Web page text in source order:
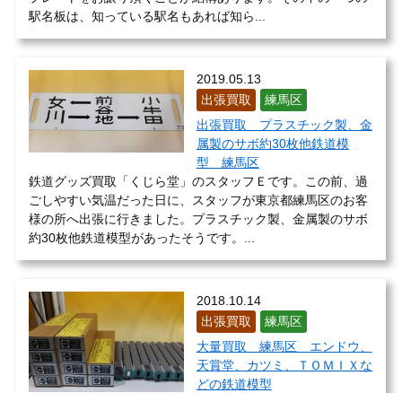
駅名板は、知っている駅名もあれば知ら...
2019.05.13
出張買取
練馬区
出張買取 プラスチック製、金
属製のサボ約30枚他鉄道模
型 練馬区
鉄道グッズ買取「くじら堂」のスタッフＥです。この前、過
ごしやすい気温だった日に、スタッフが東京都練馬区のお客
様の所へ出張に行きました。プラスチック製、金属製のサボ
約30枚他鉄道模型があったそうです。...
2018.10.14
出張買取
練馬区
大量買取 練馬区 エンドウ、
天賞堂、カツミ、ＴＯＭＩＸな
どの鉄道模型